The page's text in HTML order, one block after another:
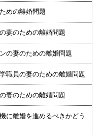
めの離婚問題
妻のための離婚問題
の妻のための離婚問題
職員の妻のための離婚問題
妻のための離婚問題
に離婚を進めるべきかどう